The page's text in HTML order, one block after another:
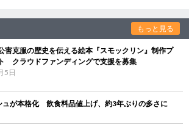
もっと見る
害克服の歴史を伝える絵本『スモックリン』制作プ
クラウドファンディングで支援を募集
5日
ュが本格化 飲食料品値上げ、約3年ぶりの多さに